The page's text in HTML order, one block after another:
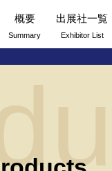
概要
Summary
出展社一覧
Exhibitor List